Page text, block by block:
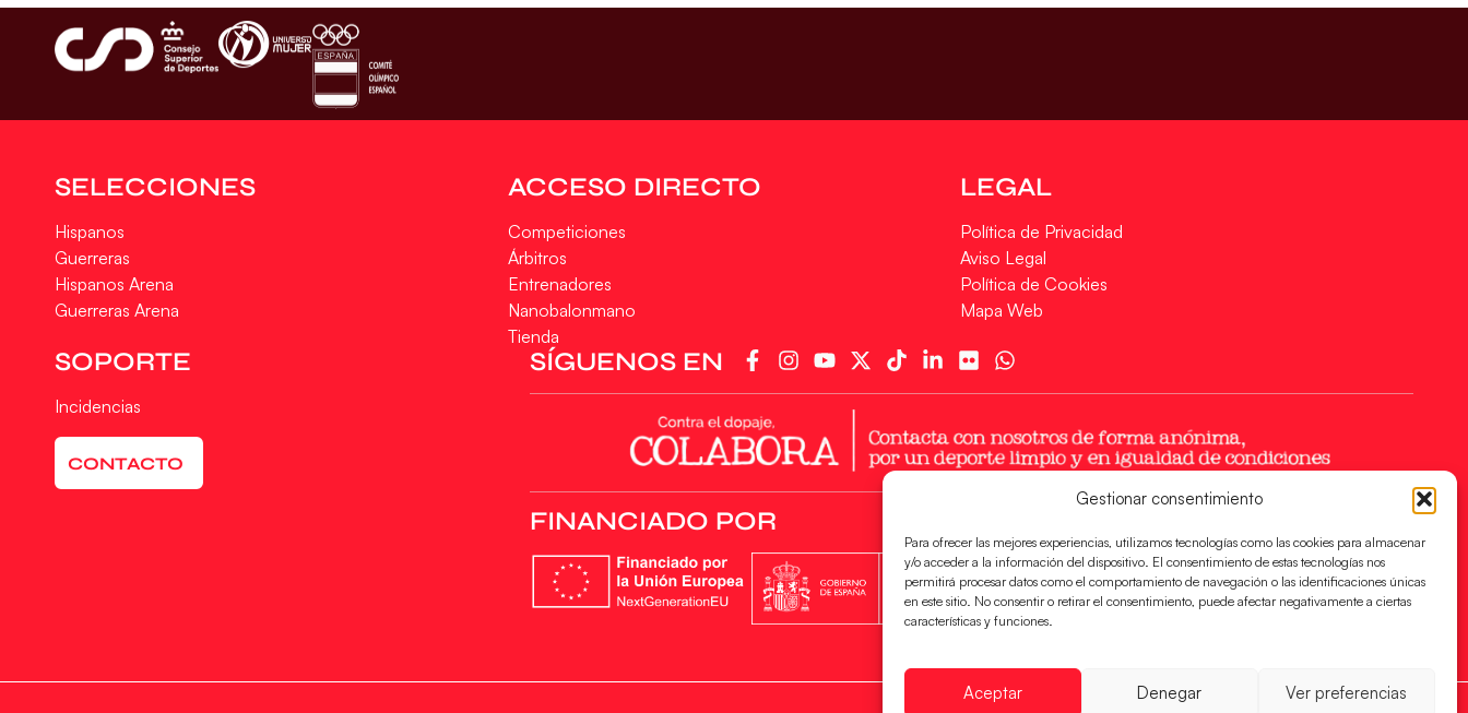
Gestionar consentimiento
Para ofrecer las mejores experiencias, utilizamos tecnologías como las cookies para almacenar
y/o acceder a la información del dispositivo. El consentimiento de estas tecnologías nos
permitirá procesar datos como el comportamiento de navegación o las identificaciones únicas
en este sitio. No consentir o retirar el consentimiento, puede afectar negativamente a ciertas
características y funciones.
Aceptar Denegar Ver preferencias
SELECCIONES
Hispanos
Guerreras
Hispanos Arena
Guerreras Arena
ACCESO DIRECTO
Competiciones
Árbitros
Entrenadores
Nanobalonmano
Tienda
LEGAL
Política de Privacidad
Aviso Legal
Política de Cookies
Mapa Web
SOPORTE
Incidencias
CONTACTO
SÍGUENOS EN
FINANCIADO POR